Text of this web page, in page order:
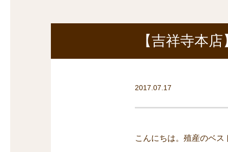
【吉祥寺本
2017.07.17
こんにちは。殖産のベス